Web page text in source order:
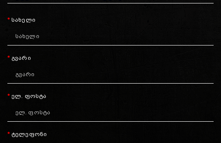
სახელი
გვარი
ელ. ფოსტა
ტელეფონი